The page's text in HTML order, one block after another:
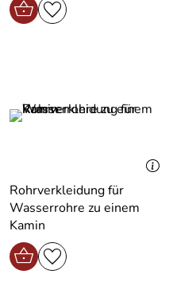
Rohrverkleidung für
Wasserrohre zu einem
Kamin